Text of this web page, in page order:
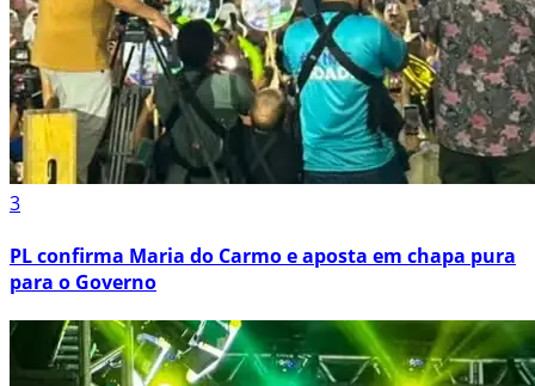
3
PL confirma Maria do Carmo e aposta em chapa pura
para o Governo